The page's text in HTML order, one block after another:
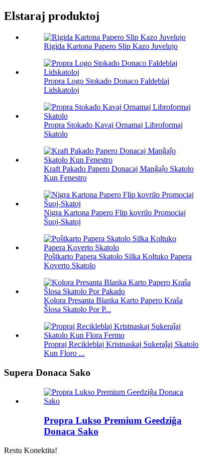
Elstaraj produktoj
Rigida Kartona Papero Slip Kazo Juvelujo
Propra Logo Stokado Donaco Faldeblaj
Lidskatoloj
Propra Stokado Kavaj Ornamaj Libroformaj
Skatolo
Kraft Pakado Papero Donacaj Manĝaĵo Skatolo
Kun Fenestro
Nigra Kartona Papero Flip kovrilo Promociaj
Ŝuoj-Skatoj
Poŝtkarto Papera Skatolo Silka Koltuko Papera
Koverto Skatolo
Kolora Presanta Blanka Karto Papero Kraŝa
Ŝlosa Skatolo Por P...
Propraj Recikleblaj Kristnaskaj Sukeraĵaj Skatolo
Kun Floro ...
Supera Donaca Sako
Propra Lukso Premium Geedziĝa
Donaca Sako
Restu Konektita!